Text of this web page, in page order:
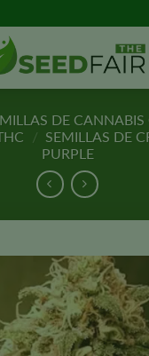
DE CANNABIS
/ SEMILLAS DE
PURPLE